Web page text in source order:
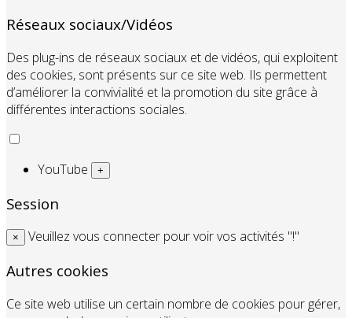
Réseaux sociaux/Vidéos
Des plug-ins de réseaux sociaux et de vidéos, qui exploitent
des cookies, sont présents sur ce site web. Ils permettent
d’améliorer la convivialité et la promotion du site grâce à
différentes interactions sociales.
YouTube +
Session
× Veuillez vous connecter pour voir vos activités "!"
Autres cookies
Ce site web utilise un certain nombre de cookies pour gérer,